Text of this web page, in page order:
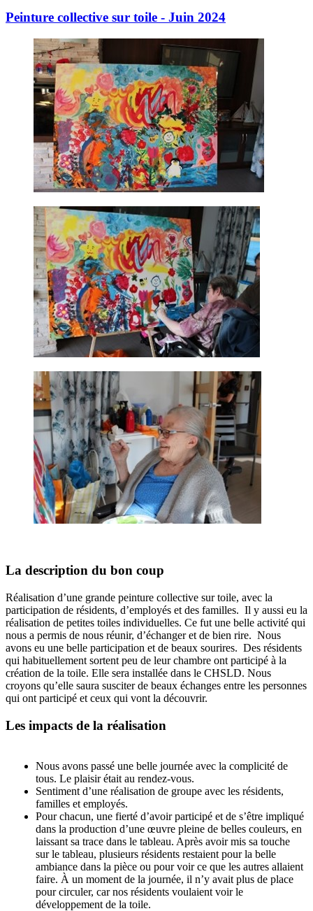
Peinture collective sur toile - Juin 2024
La description du bon coup
Réalisation d’une grande peinture collective sur toile, avec la
participation de résidents, d’employés et des familles. Il y aussi eu la
réalisation de petites toiles individuelles. Ce fut une belle activité qui
nous a permis de nous réunir, d’échanger et de bien rire. Nous
avons eu une belle participation et de beaux sourires. Des résidents
qui habituellement sortent peu de leur chambre ont participé à la
création de la toile. Elle sera installée dans le CHSLD. Nous
croyons qu’elle saura susciter de beaux échanges entre les personnes
qui ont participé et ceux qui vont la découvrir.
Les impacts de la réalisation
Nous avons passé une belle journée avec la complicité de
tous. Le plaisir était au rendez-vous.
Sentiment d’une réalisation de groupe avec les résidents,
familles et employés.
Pour chacun, une fierté d’avoir participé et de s’être impliqué
dans la production d’une œuvre pleine de belles couleurs, en
laissant sa trace dans le tableau. Après avoir mis sa touche
sur le tableau, plusieurs résidents restaient pour la belle
ambiance dans la pièce ou pour voir ce que les autres allaient
faire. À un moment de la journée, il n’y avait plus de place
pour circuler, car nos résidents voulaient voir le
développement de la toile.